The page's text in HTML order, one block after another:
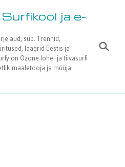
ja e-
sup. Trennid,
laagrid Eestis ja
on Ozone lohe- ja tiivasurfi
maaletooja ja müüja